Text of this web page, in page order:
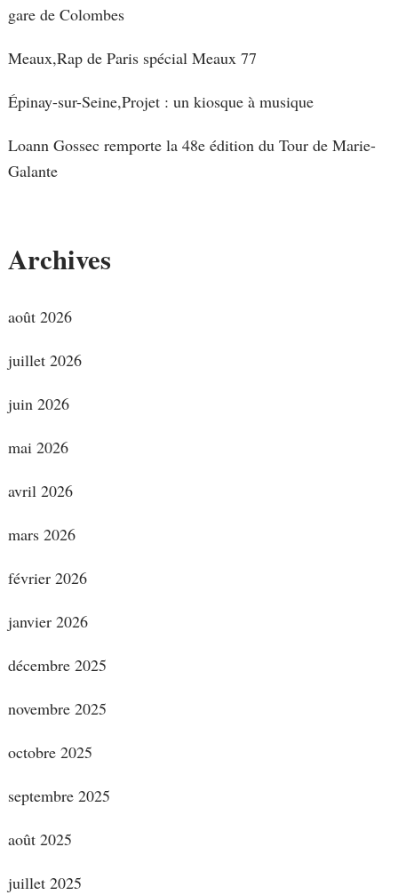
gare de Colombes
Meaux,Rap de Paris spécial Meaux 77
Épinay-sur-Seine,Projet : un kiosque à musique
Loann Gossec remporte la 48e édition du Tour de Marie-
Galante
Archives
août 2026
juillet 2026
juin 2026
mai 2026
avril 2026
mars 2026
février 2026
janvier 2026
décembre 2025
novembre 2025
octobre 2025
septembre 2025
août 2025
juillet 2025